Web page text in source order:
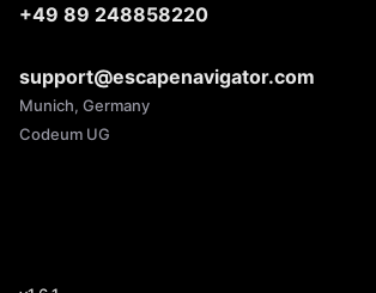
+49 89 248858220
support@escapenavigator.com
Munich, Germany
Codeum UG